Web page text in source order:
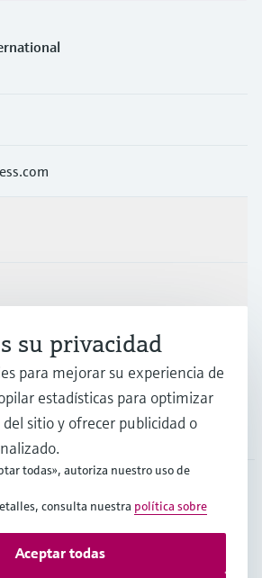
su privacidad
para mejorar su experiencia de
estadísticas para optimizar
sitio y ofrecer publicidad o
todas», autoriza nuestro uso de
consulta nuestra política sobre
Aceptar todas